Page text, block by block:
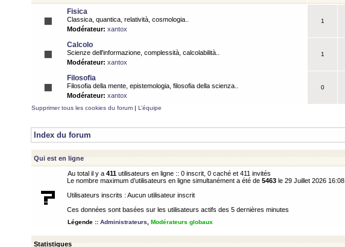
Fisica
Classica, quantica, relatività, cosmologia..
Modérateur: xantox
1
Calcolo
Scienze dell'informazione, complessità, calcolabilità..
Modérateur: xantox
1
Filosofia
Filosofia della mente, epistemologia, filosofia della scienza..
Modérateur: xantox
0
Supprimer tous les cookies du forum | L’équipe
Index du forum
Qui est en ligne
Au total il y a 411 utilisateurs en ligne :: 0 inscrit, 0 caché et 411 invités
Le nombre maximum d’utilisateurs en ligne simultanément a été de 5463 le 29 Juillet 2026 16:08
Utilisateurs inscrits : Aucun utilisateur inscrit
Ces données sont basées sur les utilisateurs actifs des 5 dernières minutes
Légende :: Administrateurs Modérateurs globaux
Statistiques